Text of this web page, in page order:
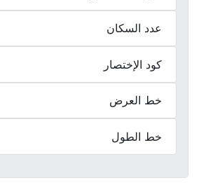
عدد السكان
كود الإختصار
خط العرض
خط الطول